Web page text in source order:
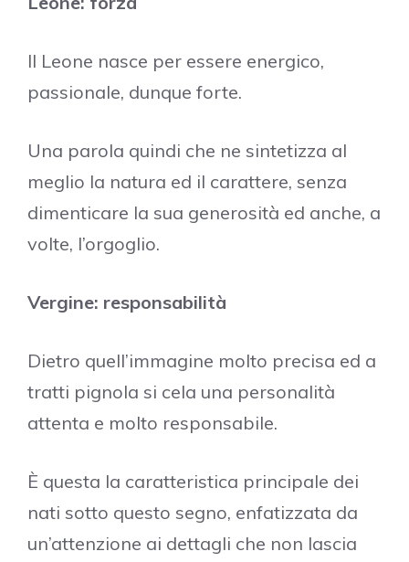
Il Leone nasce per essere energico,
passionale, dunque forte.
Una parola quindi che ne sintetizza al
meglio la natura ed il carattere, senza
dimenticare la sua generosità ed anche, a
volte, l’orgoglio.
Vergine: responsabilità
Dietro quell’immagine molto precisa ed a
tratti pignola si cela una personalità
attenta e molto responsabile.
È questa la caratteristica principale dei
nati sotto questo segno, enfatizzata da
un’attenzione ai dettagli che non lascia